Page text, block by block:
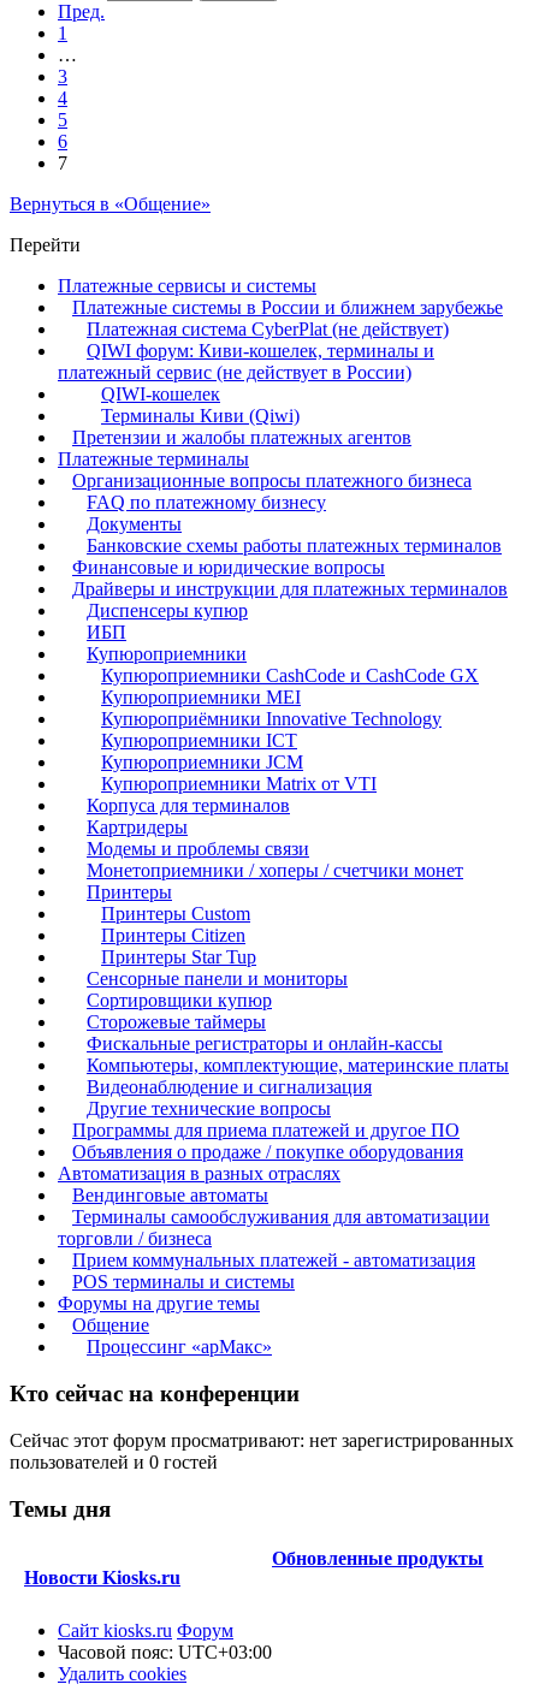
Пред.
1
…
3
4
5
6
7
Вернуться в «Общение»
Перейти
Платежные сервисы и системы
Платежные системы в России и ближнем зарубежье
Платежная система CyberPlat (не действует)
QIWI форум: Киви-кошелек, терминалы и
платежный сервис (не действует в России)
QIWI-кошелек
Терминалы Киви (Qiwi)
Претензии и жалобы платежных агентов
Платежные терминалы
Организационные вопросы платежного бизнеса
FAQ по платежному бизнесу
Документы
Банковские схемы работы платежных терминалов
Финансовые и юридические вопросы
Драйверы и инструкции для платежных терминалов
Диспенсеры купюр
ИБП
Купюроприемники
Купюроприемники CashCode и CashCode GX
Купюроприемники MEI
Купюроприёмники Innovative Technology
Купюроприемники ICT
Купюроприемники JCM
Купюроприемники Matrix от VTI
Корпуса для терминалов
Картридеры
Модемы и проблемы связи
Монетоприемники / хоперы / счетчики монет
Принтеры
Принтеры Custom
Принтеры Citizen
Принтеры Star Tup
Сенсорные панели и мониторы
Сортировщики купюр
Сторожевые таймеры
Фискальные регистраторы и онлайн-кассы
Компьютеры, комплектующие, материнские платы
Видеонаблюдение и сигнализация
Другие технические вопросы
Программы для приема платежей и другое ПО
Объявления о продаже / покупке оборудования
Автоматизация в разных отраслях
Вендинговые автоматы
Терминалы самообслуживания для автоматизации
торговли / бизнеса
Прием коммунальных платежей - автоматизация
POS терминалы и системы
Форумы на другие темы
Общение
Процессинг «арМакс»
Кто сейчас на конференции
Сейчас этот форум просматривают: нет зарегистрированных
пользователей и 0 гостей
Темы дня
Новости Kiosks.ru
Обновленные продукты
Сайт kiosks.ru Форум
Часовой пояс: UTC+03:00
Удалить cookies